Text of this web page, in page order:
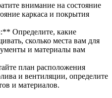
внимание на состояние
каркаса и покрытия
Определите, какие
сколько места вам для
и материалы вам
план расположения
и вентиляции, определите
и материалов.